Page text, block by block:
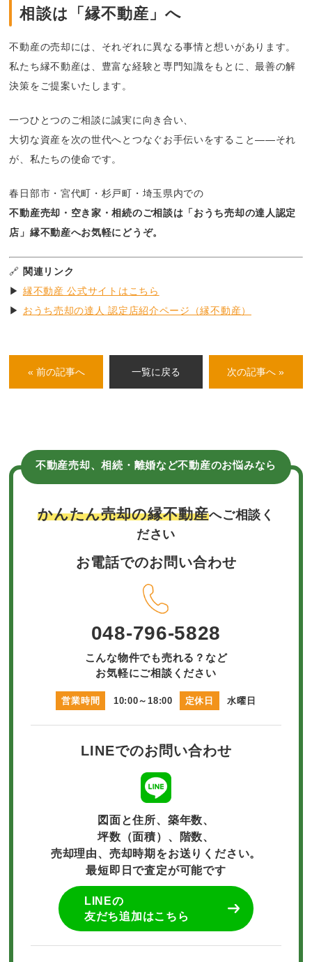
相談は「縁不動産」へ
不動産の売却には、それぞれに異なる事情と想いがあります。
私たち縁不動産は、豊富な経験と専門知識をもとに、最善の解
決策をご提案いたします。
一つひとつのご相談に誠実に向き合い、
大切な資産を次の世代へとつなぐお手伝いをすること――それ
が、私たちの使命です。
春日部市・宮代町・杉戸町・埼玉県内での
不動産売却・空き家・相続のご相談は「おうち売却の達人認定
店」縁不動産へお気軽にどうぞ。
🔗 関連リンク
▶ 縁不動産 公式サイトはこちら
▶ おうち売却の達人 認定店紹介ページ（縁不動産）
« 前の記事へ 一覧に戻る 次の記事へ »
不動産売却、相続・離婚など不動産のお悩みなら
かんたん売却の縁不動産へご相談く
ださい
お電話でのお問い合わせ
048-796-5828
こんな物件でも売れる？など
お気軽にご相談ください
営業時間 10:00～18:00 定休日 水曜日
LINEでのお問い合わせ
図面と住所、築年数、
坪数（面積）、階数、
売却理由、売却時期をお送りください。
最短即日で査定が可能です
LINEの
友だち追加はこちら